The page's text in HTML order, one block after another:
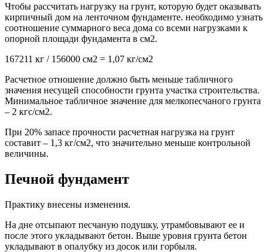
Чтобы рассчитать нагрузку на грунт, которую будет оказывать
кирпичный дом на ленточном фундаменте. необходимо узнать
соотношение суммарного веса дома со всеми нагрузками к
опорной площади фундамента в см2.
167211 кг / 156000 см2 = 1,07 кг/см2
Расчетное отношение должно быть меньше табличного
значения несущей способности грунта участка строительства.
Минимальное табличное значение для мелкопесчаного грунта
– 2 кгс/см2.
При 20% запасе прочности расчетная нагрузка на грунт
составит – 1,3 кг/см2, что значительно меньше контрольной
величины.
Печной фундамент
Практику внесены изменения.
На дне отсыпают песчаную подушку, утрамбовывают ее и
после этого укладывают бетон. Выше уровня грунта бетон
укладывают в опалубку из досок или горбыля.